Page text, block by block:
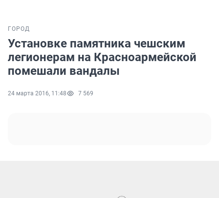
ГОРОД
Установке памятника чешским
легионерам на Красноармейской
помешали вандалы
24 марта 2016, 11:48 7 569